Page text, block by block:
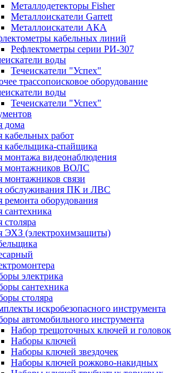
Металлодетекторы Fisher
Металлоискатели Garrett
Металлоискатели АКА
кабельных линий
Рефлектометры серии РИ-307
воды
Течеискатели "Успех"
трассопоисковое оборудование
воды
Течеискатели "Успех"
дома
кабельных работ
кабельщика-спайщика
монтажа видеонаблюдения
монтажников ВОЛС
монтажников связи
обслуживания ПК и ЛВС
ремонта оборудования
сантехника
столяра
ЭХЗ (электрохимзащиты)
электрика
сантехника
столяра
искробезопасного инструмента
автомобильного инструмента
Набор трещоточных ключей и головок
Наборы ключей
Наборы ключей звездочек
Наборы ключей рожково-накидных